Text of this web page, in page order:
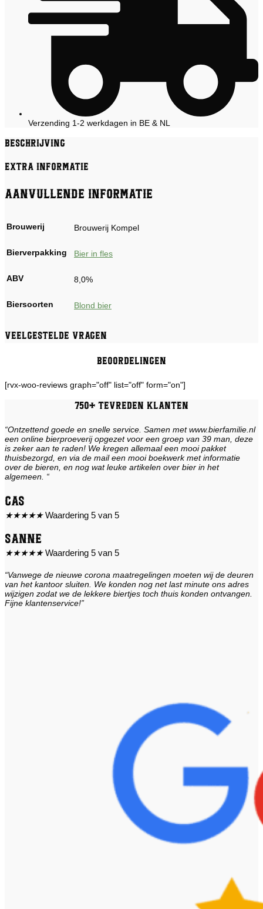
Verzending 1-2 werkdagen in BE & NL
Beschrijving
Extra informatie
Aanvullende informatie
Brouwerij Brouwerij Kompel
Bierverpakking Bier in fles
ABV 8,0%
Biersoorten Blond bier
Veelgestelde vragen
Beoordelingen
[rvx-woo-reviews graph="off" list="off" form="on"]
750+ tevreden klanten
“Ontzettend goede en snelle service. Samen met www.bierfamilie.nl
een online bierproeverij opgezet voor een groep van 39 man, deze
is zeker aan te raden! We kregen allemaal een mooi pakket
thuisbezorgd, en via de mail een mooi boekwerk met informatie
over de bieren, en nog wat leuke artikelen over bier in het
algemeen. “
Cas
★★★★★ Waardering 5 van 5
Sanne
★★★★★ Waardering 5 van 5
“Vanwege de nieuwe corona maatregelingen moeten wij de deuren
van het kantoor sluiten. We konden nog net last minute ons adres
wijzigen zodat we de lekkere biertjes toch thuis konden ontvangen.
Fijne klantenservice!”